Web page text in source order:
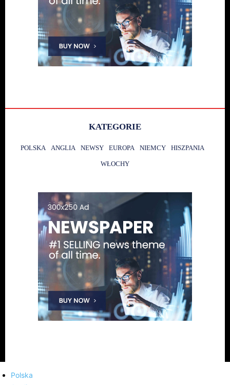
KATEGORIE
POLSKA ANGLIA NEWSY EUROPA NIEMCY HISZPANIA
WŁOCHY
Polska